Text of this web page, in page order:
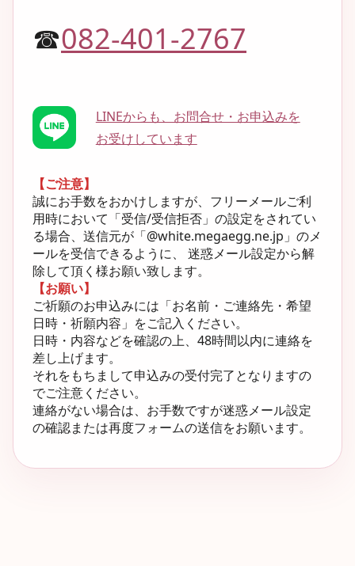
☎082-401-2767
LINEからも、お問合せ・お申込みを
お受けしています
【ご注意】
誠にお手数をおかけしますが、フリーメールご利
用時において「受信/受信拒否」の設定をされてい
る場合、送信元が「@white.megaegg.ne.jp」のメ
ールを受信できるように、 迷惑メール設定から解
除して頂く様お願い致します。
【お願い】
ご祈願のお申込みには「お名前・ご連絡先・希望
日時・祈願内容」をご記入ください。
日時・内容などを確認の上、48時間以内に連絡を
差し上げます。
それをもちまして申込みの受付完了となりますの
でご注意ください。
連絡がない場合は、お手数ですが迷惑メール設定
の確認または再度フォームの送信をお願います。